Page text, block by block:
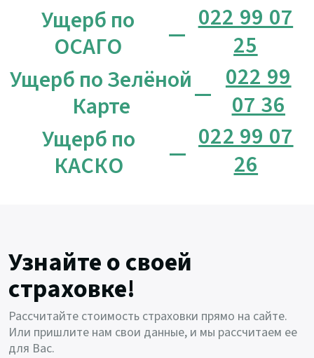
Ущерб по
ОСАГО
— 022 99 07
25
Ущерб по Зелёной
Карте
— 022 99
07 36
Ущерб по
КАСКО
— 022 99 07
26
Узнайте о своей
страховке!
Рассчитайте стоимость страховки прямо на сайте.
Или пришлите нам свои данные, и мы рассчитаем ее
для Вас.